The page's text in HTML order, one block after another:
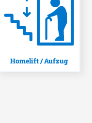
Homelift / Aufzug